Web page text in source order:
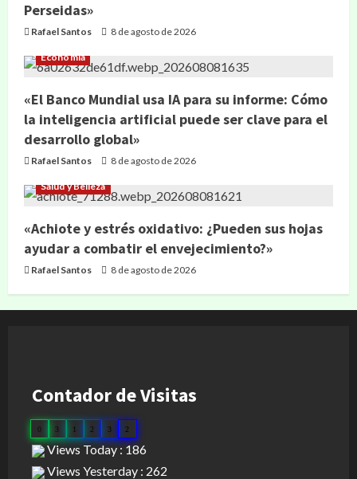
Perseidas»
Rafael Santos 8 de agosto de 2026
Economía
«El Banco Mundial usa IA para su informe: Cómo
la inteligencia artificial puede ser clave para el
desarrollo global»
Rafael Santos 8 de agosto de 2026
Salud y Belleza
«Achiote y estrés oxidativo: ¿Pueden sus hojas
ayudar a combatir el envejecimiento?»
Rafael Santos 8 de agosto de 2026
Contador de Visitas
3 1 2 3 2
Views Today : 186
Views Yesterday : 262